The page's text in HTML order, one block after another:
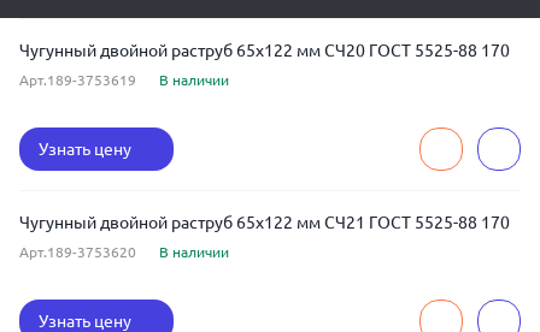
Чугунный двойной раструб 65x122 мм СЧ20 ГОСТ 5525-88 170
Арт.189-3753619 В наличии
Узнать цену
Чугунный двойной раструб 65x122 мм СЧ21 ГОСТ 5525-88 170
Арт.189-3753620 В наличии
Узнать цену